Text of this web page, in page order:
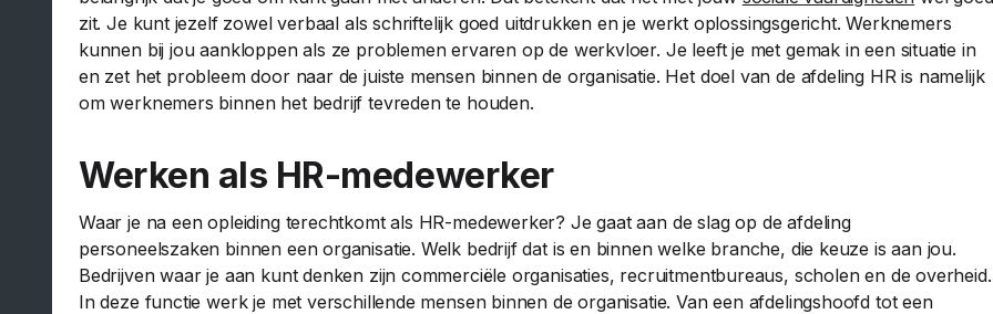
zit. Je kunt jezelf zowel verbaal als schriftelijk goed uitdrukken en je werkt oplossingsgericht. Werknemers
kunnen bij jou aankloppen als ze problemen ervaren op de werkvloer. Je leeft je met gemak in een situatie in
en zet het probleem door naar de juiste mensen binnen de organisatie. Het doel van de afdeling HR is namelijk
om werknemers binnen het bedrijf tevreden te houden.
Werken als HR-medewerker
Waar je na een opleiding terechtkomt als HR-medewerker? Je gaat aan de slag op de afdeling
personeelszaken binnen een organisatie. Welk bedrijf dat is en binnen welke branche, die keuze is aan jou.
Bedrijven waar je aan kunt denken zijn commerciële organisaties, recruitmentbureaus, scholen en de overheid.
In deze functie werk je met verschillende mensen binnen de organisatie. Van een afdelingshoofd tot een